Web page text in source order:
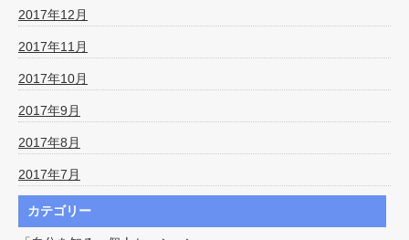
2017年12月
2017年11月
2017年10月
2017年9月
2017年8月
2017年7月
カテゴリー